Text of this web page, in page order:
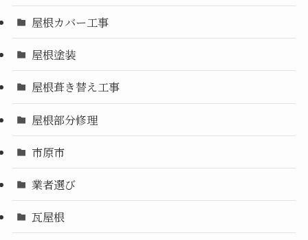
屋根カバー工事
屋根塗装
屋根葺き替え工事
屋根部分修理
市原市
業者選び
瓦屋根